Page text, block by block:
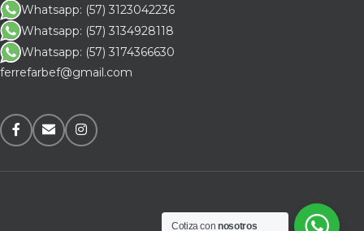
Whatsapp: (57) 3123042236
Whatsapp: (57) 3134928118
Whatsapp: (57) 3174366630
ferrefarbef@gmail.com
Cotiza connosotros